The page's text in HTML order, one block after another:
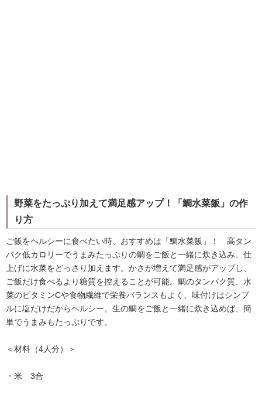
野菜をたっぷり加えて満足感アップ！「鯛水菜飯」の作
り方
ご飯をヘルシーに食べたい時、おすすめは「鯛水菜飯」！ 高タン
パク低カロリーでうまみたっぷりの鯛をご飯と一緒に炊き込み、仕
上げに水菜をどっさり加えます。かさが増えて満足感がアップし、
ご飯だけ食べるより糖質を控えることが可能。鯛のタンパク質、水
菜のビタミンCや食物繊維で栄養バランスもよく、味付けはシンプ
ルに塩だけだからヘルシー。生の鯛をご飯と一緒に炊き込めば、簡
単でうまみもたっぷりです。
＜材料（4人分）＞
・米 3合